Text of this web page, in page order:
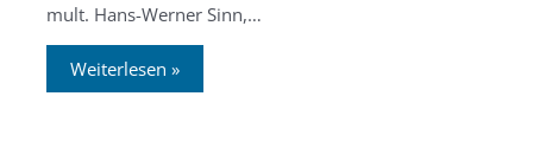
mult. Hans-Werner Sinn,…
Weiterlesen »